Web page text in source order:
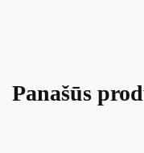
Panašūs